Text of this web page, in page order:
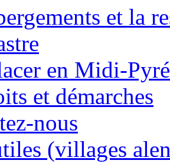
et la
en Midi-
et démarches
nous
(villages